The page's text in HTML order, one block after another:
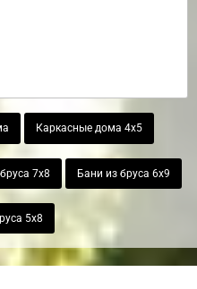
Каркасные дома 4х5
7х8 Бани из бруса 6х9
5х8